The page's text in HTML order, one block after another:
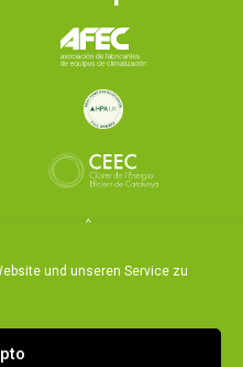
und unseren Service zu